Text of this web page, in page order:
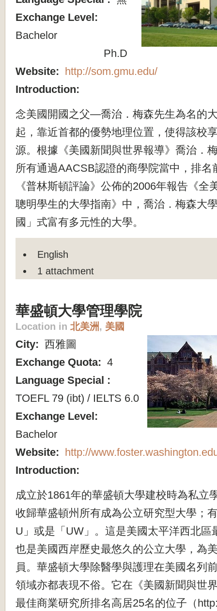
Exchange Level:
Bachelor
Ph.D
Website: http://som.gmu.edu/
Introduction:
念美國開國之父—喬治．梅森先生為名的
起，靠近首都的優勢地理位置，使得該校
源。根據《美國新聞與世界報導》喬治．
所有通過AACSB認證的商學院當中，排名
《普林斯頓評論》公佈的2006年報告《全
聰明學生的大學指南》中，喬治．梅森大
國」式富有多元性的大學。
English
1 attachment
華盛頓大學管理學院
Location in 北美洲, 美國
City: 西雅圖
Exchange Quota: 4
Language Special :
TOEFL 79 (ibt) / IELTS 6.0
Exchange Level:
Bachelor
Website: http://
Introduction:
成立於1861年的華盛頓大學建校時為私立
收歸華盛頓州所有成為公立研究型大學；
U」或是「UW」。這是美國太平洋西北區
也是美國西岸歷史最悠久的公立大學，為
員。華盛頓大學除醫學與護理在美國名列
領域亦都表現不俗。它在《美國新聞與世
最佳商業研究所排名高居25名的位子（